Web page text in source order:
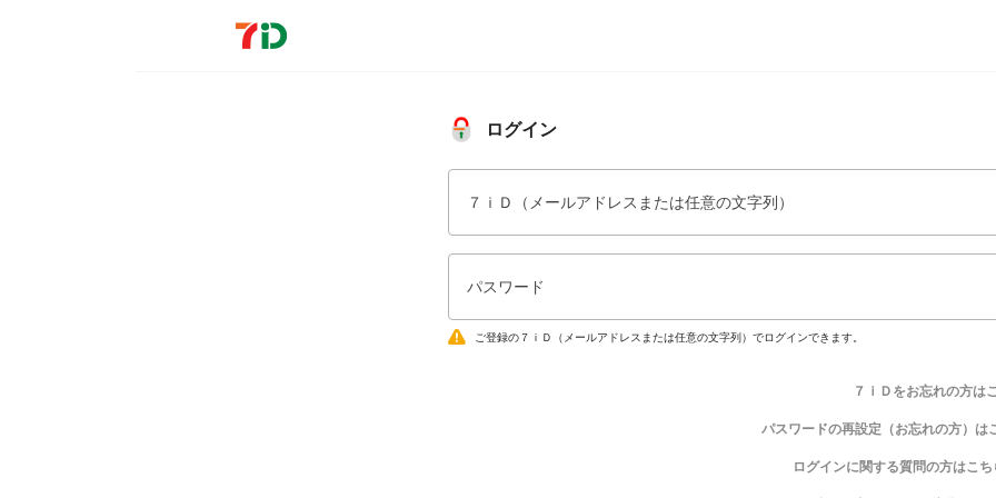
ログイン
７ｉＤ（メールアドレスまたは任意の文字列）
パスワード
ご登録の７ｉＤ（メールアドレスまたは任意の文字列）でログインできます。
７ｉＤをお忘れの方は
パスワードの再設定（お忘れの方）は
ログインに関する質問の方はこち